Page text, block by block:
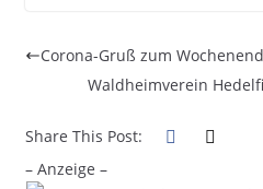
Corona-Gruß zum
Waldheimverein
Share This Post:
– Anzeige –